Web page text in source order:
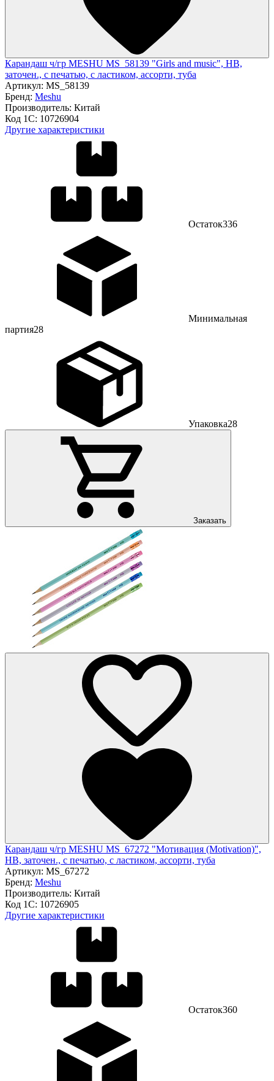
Карандаш ч/гр MESHU MS_58139 "Girls and music", HB,
заточен., с печатью, с ластиком, ассорти, туба
Артикул: MS_58139
Бренд: Meshu
Производитель: Китай
Код 1С: 10726904
Другие характеристики
Остаток336
Минимальная
партия28
Упаковка28
Заказать
Карандаш ч/гр MESHU MS_67272 "Мотивация (Motivation)",
HB, заточен., с печатью, с ластиком, ассорти, туба
Артикул: MS_67272
Бренд: Meshu
Производитель: Китай
Код 1С: 10726905
Другие характеристики
Остаток360